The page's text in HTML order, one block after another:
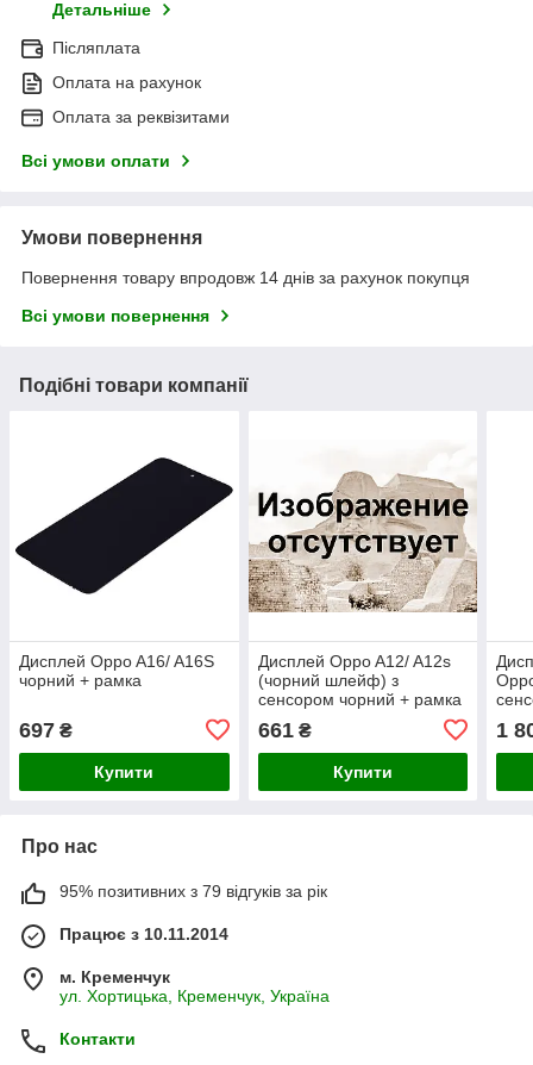
Детальніше
Післяплата
Оплата на рахунок
Оплата за реквізитами
Всі умови оплати
Умови повернення
Повернення товару впродовж 14 днів за рахунок покупця
Всі умови повернення
Подібні товари компанії
Дисплей Oppo A16/ A16S
чорний + рамка
697 ₴
Купити
Дисплей Oppo A12/ A12s
(чорний шлейф) з
сенсором чорний + рамка
661₴
Купити
1
Про нас
95% позитивних з 79 відгуків за рік
Працює з 10.11.2014
м. Кременчук
ул. Хортицька, Кременчук, Україна
Контакти